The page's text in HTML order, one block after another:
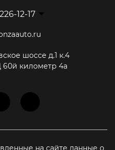
12-17
шоссе д.1 к.4
километр 4а
на сайте данные о